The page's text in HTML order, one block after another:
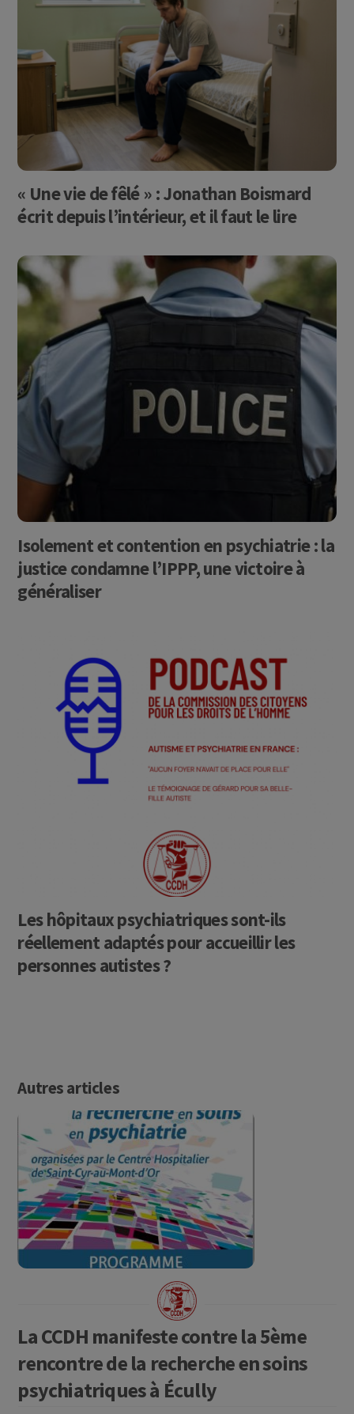
« Une vie de fêlé » : Jonathan Boismard
écrit depuis l’intérieur, et il faut le lire
Isolement et contention en psychiatrie : la
justice condamne l’IPPP, une victoire à
généraliser
Les hôpitaux psychiatriques sont-ils
réellement adaptés pour accueillir les
personnes autistes ?
Autres articles
La CCDH manifeste contre la 5ème
rencontre de la recherche en soins
psychiatriques à Écully